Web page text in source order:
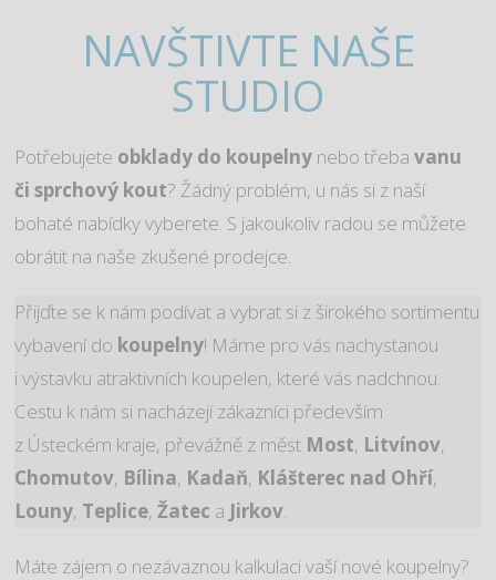
NAVŠTIVTE NAŠE
STUDIO
Potřebujete obklady do koupelny nebo třebavanu
či sprchový kout? Žádný problém, u nás si z naší
bohaté nabídky vyberete. S jakoukoliv radou se můžete
obrátit na naše zkušené prodejce.
Přijďte se k nám podívat a vybrat si z širokého sortimentu
vybavení do koupelny! Máme pro vás nachystanou
i výstavku atraktivních koupelen, které vás nadchnou.
Cestu k nám si nacházejí zákazníci především
z Ústeckém kraje, převážně z měst Most, Litvínov,
Chomutov, Bílina, Kadaň, Klášterec nad Ohří,
Louny, Teplice,Žatec a Jirkov.
Máte zájem o nezávaznou kalkulaci vaší nové koupelny?